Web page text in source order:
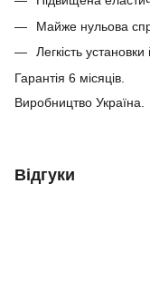
Майже нульова
Легкість
Гарантія 6 місяців.
Виробництво Україна.
Відгуки